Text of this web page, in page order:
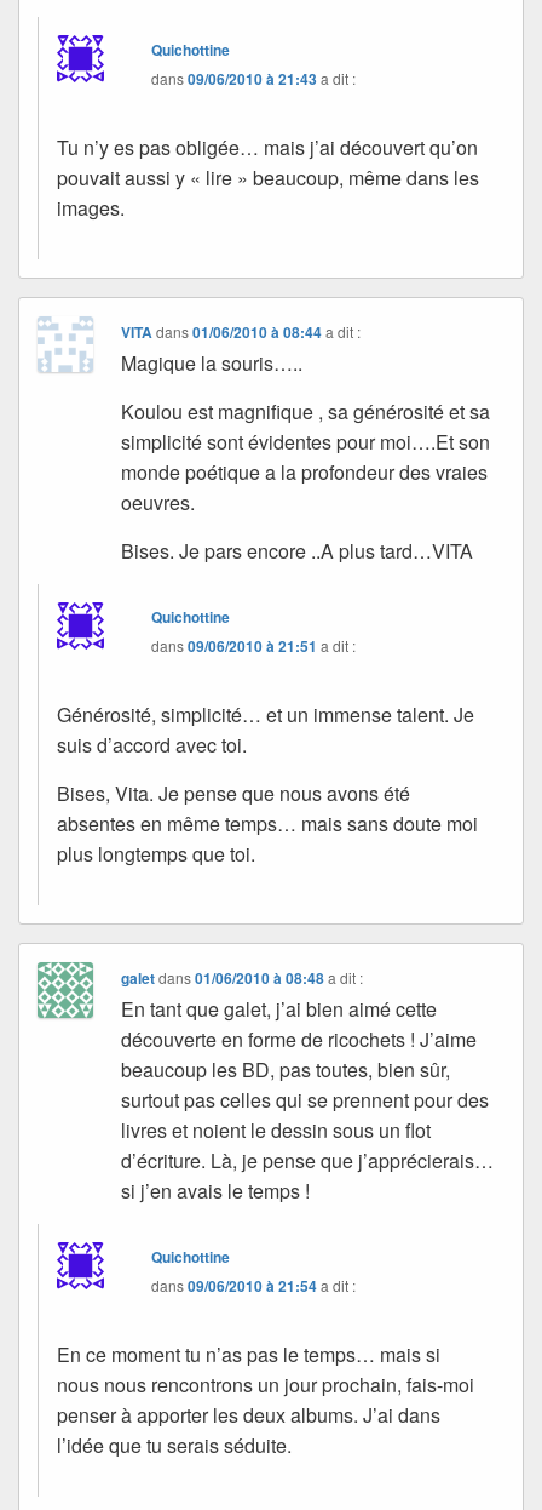
Quichottine
dans09/06/2010 à 21:43a dit :
Tu n’y es pas obligée… mais j’ai découvert qu’on
pouvait aussi y « lire » beaucoup, même dans les
images.
VITAdans01/06/2010 à 08:44 a dit :
Magique la souris…..
Koulou est magnifique , sa générosité et sa
simplicité sont évidentes pour moi….Et son
monde poétique a la profondeur des vraies
oeuvres.
Bises. Je pars encore ..A plus tard…VITA
Quichottine
dans09/06/2010 à 21:51 a dit :
Générosité, simplicité… et un immense talent. Je
suis d’accord avec toi.
Bises, Vita. Je pense que nous avons été
absentes en même temps… mais sans doute moi
plus longtemps que toi.
galetdans01/06/2010 à 08:48 a dit :
En tant que galet, j’ai bien aimé cette
découverte en forme de ricochets ! J’aime
beaucoup les BD, pas toutes, bien sûr,
surtout pas celles qui se prennent pour des
livres et noient le dessin sous un flot
d’écriture. Là, je pense que j’apprécierais…
si j’en avais le temps !
Quichottine
dans09/06/2010 à 21:54a dit :
En ce moment tu n’as pas le temps… mais si
nous nous rencontrons un jour prochain, fais-moi
penser à apporter les deux albums. J’ai dans
l’idée que tu serais séduite.